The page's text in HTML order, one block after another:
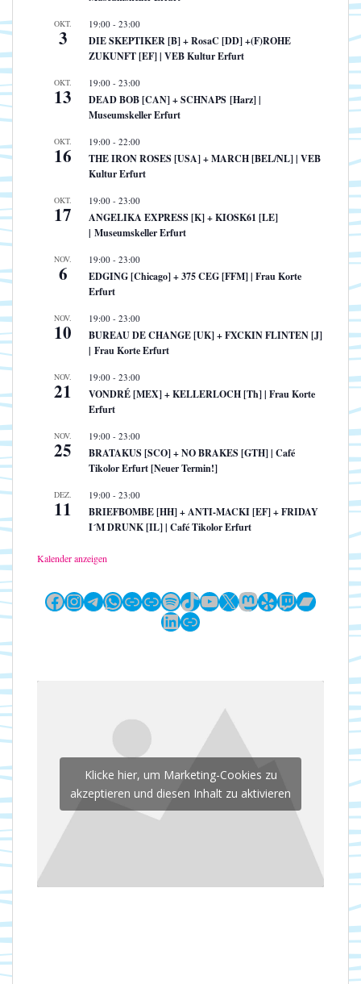
OKT.
3
19:00 - 23:00
DIE SKEPTIKER [B] + RosaC [DD] +(F)ROHE
ZUKUNFT [EF] | VEB Kultur Erfurt
OKT.
13
19:00 - 23:00
DEAD BOB [CAN] + SCHNAPS [Harz] |
Museumskeller Erfurt
OKT.
16
19:00 - 22:00
THE IRON ROSES [USA] + MARCH [BEL/NL] | VEB
Kultur Erfurt
OKT.
17
19:00 - 23:00
ANGELIKA EXPRESS [K] + KIOSK61 [LE]
| Museumskeller Erfurt
NOV.
6
19:00 - 23:00
EDGING [Chicago] + 375 CEG [FFM] | Frau Korte
Erfurt
NOV.
10
19:00 - 23:00
BUREAU DE CHANGE [UK] + FXCKIN FLINTEN [J]
| Frau Korte Erfurt
NOV.
21
19:00 - 23:00
VONDRÉ [MEX] + KELLERLOCH [Th] | Frau Korte
Erfurt
NOV.
25
19:00 - 23:00
BRATAKUS [SCO] + NO BRAKES [GTH] | Café
Tikolor Erfurt [Neuer Termin!]
DEZ.
11
19:00 - 23:00
BRIEFBOMBE [HH] + ANTI-MACKI [EF] + FRIDAY
I´M DRUNK [IL] | Café Tikolor Erfurt
Kalender anzeigen
Facebook
Instagram
Telegram
WhatsApp
LinkLinkSpotify
TikTok
YouTube
X Mastodon
YelpTwitch
LinkedIn
Link
Klicke hier, um Marketing-Cookies zu
akzeptieren und diesen Inhalt zu aktivieren